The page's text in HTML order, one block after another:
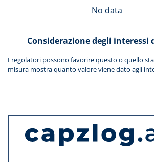
No data
Considerazione degli interessi
I regolatori possono favorire questo o quello
misura mostra quanto valore viene dato agli